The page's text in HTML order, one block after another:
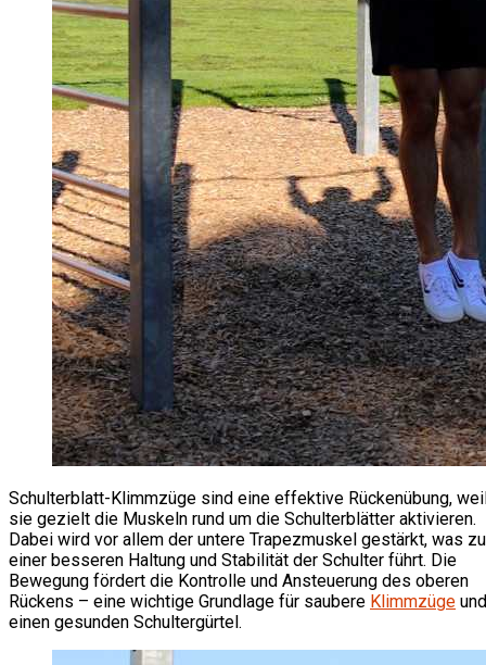
Schulterblatt-Klimmzüge sind eine effektive Rückenübung,
sie gezielt die Muskeln rund um die Schulterblätter aktivieren.
Dabei wird vor allem der untere Trapezmuskel gestärkt, was zu
einer besseren Haltung und Stabilität der Schulter führt. Die
Bewegung fördert die Kontrolle und Ansteuerung des oberen
Rückens – eine wichtige Grundlage für saubere Klimmzüge und
einen gesunden Schultergürtel.